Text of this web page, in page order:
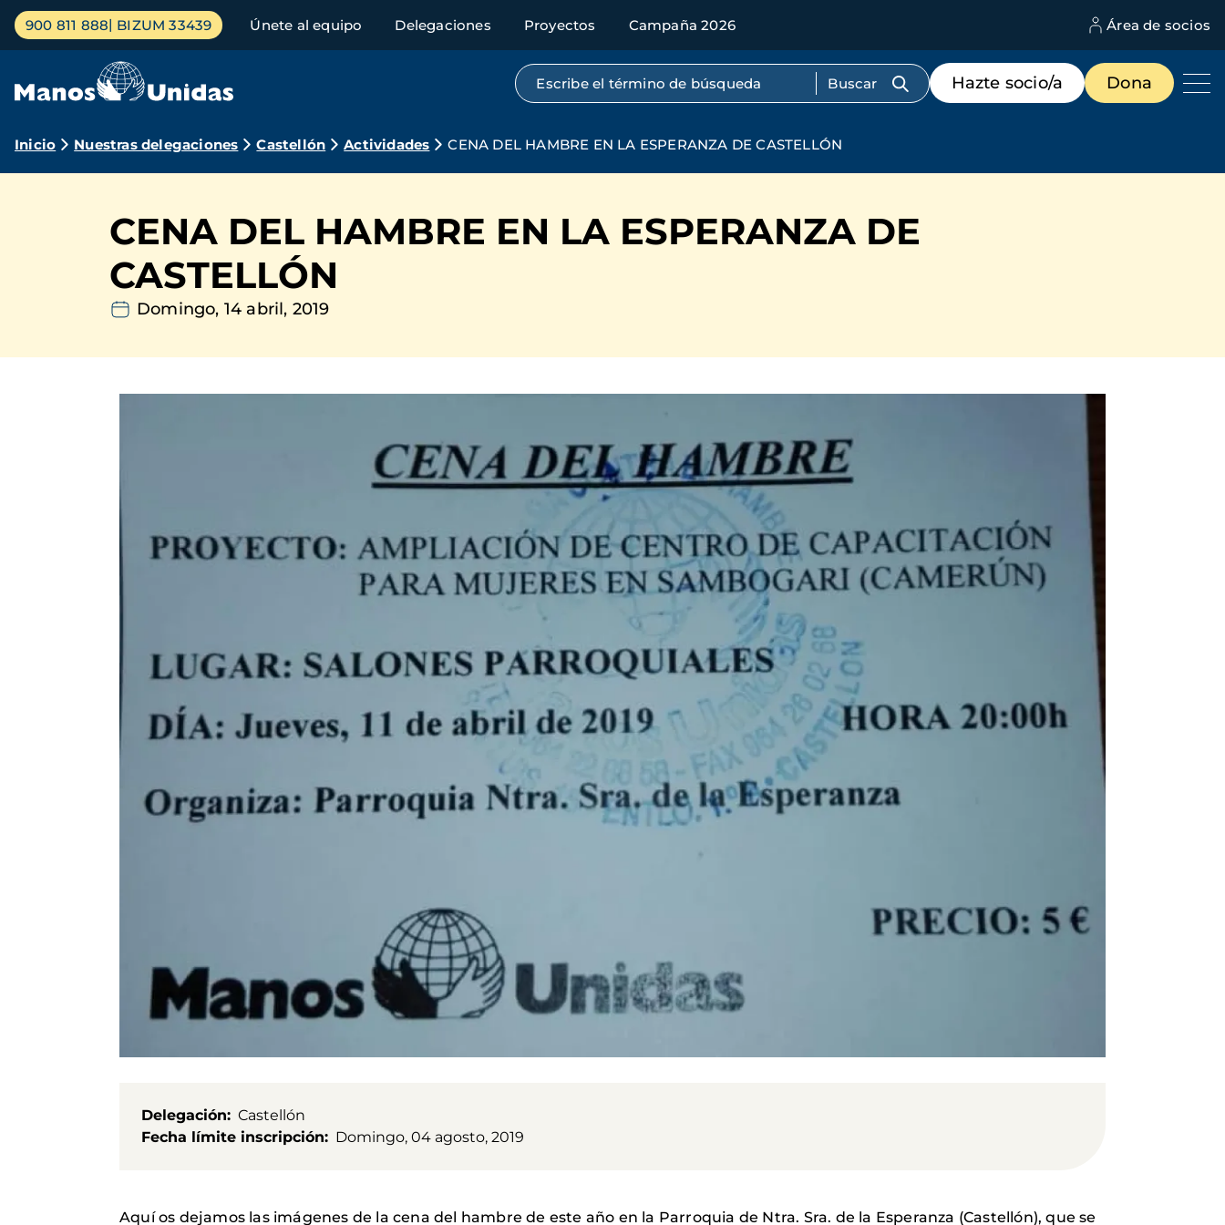
Pasar
contenido
Menú
principal
900 811 888 BIZUM 33439 Únete al equipo Delegaciones Proyectos Campaña 2026 Área de socios
Búsqueda por texto completo
Menú
de
destacados
Hazte socio/a Dona
Ruta
navegación
Inicio Nuestras delegaciones Castellón Actividades CENA DEL HAMBRE EN LA ESPERANZA DE CASTELLÓN
CENA DEL HAMBRE EN LA ESPERANZA DE
CASTELLÓN
Domingo, 14 abril, 2019
Delegación
Castellón
Fecha límite inscripción
Domingo, 04 agosto, 2019
Aquí os dejamos las imágenes de la cena del hambre de este año en la Parroquia de Ntra. Sra. de la Esperanza (Castellón), que se